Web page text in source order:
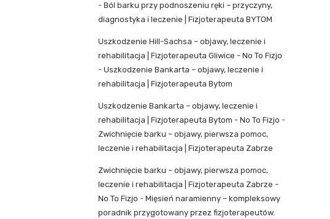
- Ból barku przy podnoszeniu ręki – przyczyny,
diagnostyka i leczenie | Fizjoterapeuta BYTOM
Uszkodzenie Hill-Sachsa – objawy, leczenie i
rehabilitacja | Fizjoterapeuta Gliwice - No To Fizjo
- Uszkodzenie Bankarta – objawy, leczenie i
rehabilitacja | Fizjoterapeuta Bytom
Uszkodzenie Bankarta – objawy, leczenie i
rehabilitacja | Fizjoterapeuta Bytom - No To Fizjo -
Zwichnięcie barku – objawy, pierwsza pomoc,
leczenie i rehabilitacja | Fizjoterapeuta Zabrze
Zwichnięcie barku – objawy, pierwsza pomoc,
leczenie i rehabilitacja | Fizjoterapeuta Zabrze -
No To Fizjo - Mięsień naramienny – kompleksowy
poradnik przygotowany przez fizjoterapeutów.